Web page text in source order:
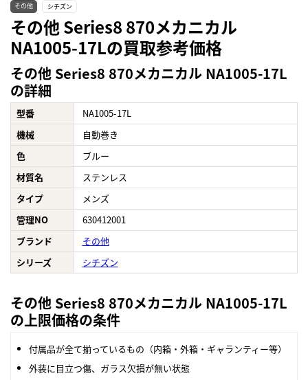
その他 シチズン
その他 Series8 870メカニカル
NA1005-17Lの買取参考価格
その他 Series8 870メカニカル NA1005-17L
の詳細
型番
NA1005-17L
機械
自動巻き
色
ブルー
材質名
ステンレス
タイプ
メンズ
管理NO
630412001
ブランド
その他
シリーズ
シチズン
その他 Series8 870メカニカル NA1005-17L
の上限価格の条件
付属品が全て揃っているもの（内箱・外箱・ギャランティー等）
外装に目立つ傷、ガラス欠損が無い状態